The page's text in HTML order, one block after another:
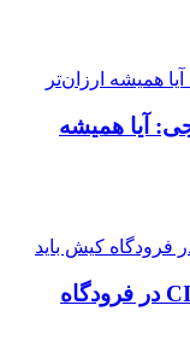
آیا همیشه
هر آنچه درباره خدمات لوکس CIP در فرودگاه‌